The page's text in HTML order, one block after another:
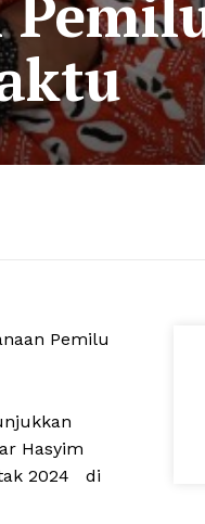
Pemilu
Hasyim
2024 di